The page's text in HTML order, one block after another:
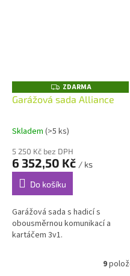
Z
D
A
A
ZDARMA
Garážová sada Alliance
Skladem (>5 ks)
5 250 Kč bez DPH
6 352,50 Kč / ks
Do košíku
Garážová sada s hadicí s
obousměrnou komunikací a
kartáčem 3v1.
9